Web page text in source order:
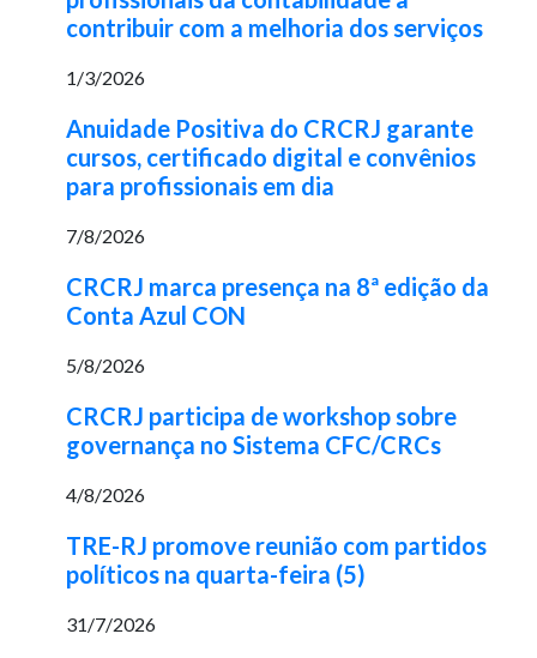
contribuir com a melhoria dos serviços
1/3/2026
Anuidade Positiva do CRCRJ garante
cursos, certificado digital e convênios
para profissionais em dia
7/8/2026
CRCRJ marca presença na 8ª edição da
Conta Azul CON
5/8/2026
CRCRJ participa de workshop sobre
governança no Sistema CFC/CRCs
4/8/2026
TRE-RJ promove reunião com partidos
políticos na quarta-feira (5)
31/7/2026